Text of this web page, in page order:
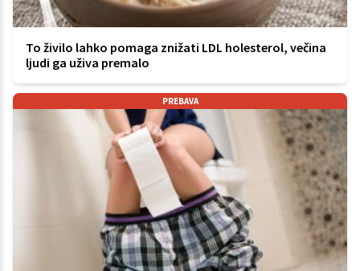
To živilo lahko pomaga znižati LDL holesterol, večina
ljudi ga uživa premalo
PREBAVA